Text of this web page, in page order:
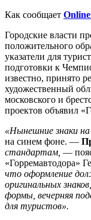
Как сообщает
Городские власти
положительного
указатели для
подготовки к
известно, принято
художественный
московского и
проектов объявил
«Нынешние знаки на
на синем фоне. —
стандартам, —
«Горремавтодора»
что оформление
оригинальных
формы, вечерняя
для туристов».